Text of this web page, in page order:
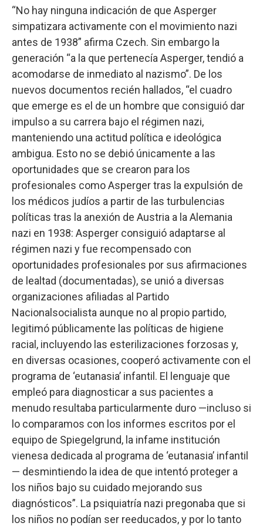
“No hay ninguna indicación de que Asperger
simpatizara activamente con el movimiento nazi
antes de 1938” afirma Czech. Sin embargo la
generación “a la que pertenecía Asperger, tendió a
acomodarse de inmediato al nazismo”. De los
nuevos documentos recién hallados, “el cuadro
que emerge es el de un hombre que consiguió dar
impulso a su carrera bajo el régimen nazi,
manteniendo una actitud política e ideológica
ambigua. Esto no se debió únicamente a las
oportunidades que se crearon para los
profesionales como Asperger tras la expulsión de
los médicos judíos a partir de las turbulencias
políticas tras la anexión de Austria a la Alemania
nazi en 1938: Asperger consiguió adaptarse al
régimen nazi y fue recompensado con
oportunidades profesionales por sus afirmaciones
de lealtad (documentadas), se unió a diversas
organizaciones afiliadas al Partido
Nacionalsocialista aunque no al propio partido,
legitimó públicamente las políticas de higiene
racial, incluyendo las esterilizaciones forzosas y,
en diversas ocasiones, cooperó activamente con el
programa de ‘eutanasia’ infantil. El lenguaje que
empleó para diagnosticar a sus pacientes a
menudo resultaba particularmente duro —incluso si
lo comparamos con los informes escritos por el
equipo de Spiegelgrund, la infame institución
vienesa dedicada al programa de ‘eutanasia’ infantil
— desmintiendo la idea de que intentó proteger a
los niños bajo su cuidado mejorando sus
diagnósticos”. La psiquiatría nazi pregonaba que si
los niños no podían ser reeducados, y por lo tanto